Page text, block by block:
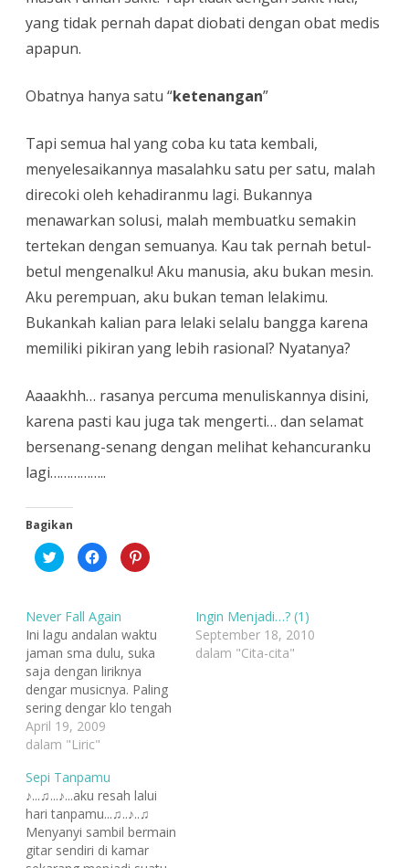
yang tidak pernah dapat diobati dengan obat medis
apapun.
Obatnya hanya satu “ketenangan”
Tapi semua hal yang coba ku tata kembali,
menyelesaikannya masalahku satu per satu, malah
direcoki oleh kehadiranmu lagi. Bukannya
menawarkan solusi, malah membuatku semakin
tertekan dengan semuanya. Kau tak pernah betul-
betul mengenalku! Aku manusia, aku bukan mesin.
Aku perempuan, aku bukan teman lelakimu.
Bukankah kalian para lelaki selalu bangga karena
memiliki pikiran yang lebih rasional? Nyatanya?
Aaaakhh… rasanya percuma menuliskannya disini,
karena pasti kau juga tak mengerti… dan selamat
bersenang-senang dengan melihat kehancuranku
lagi……………..
Bagikan
K
l
t
u
k
b
e
r
b
a
g
i
p
a
d
T
w
i
t
e
r
(
K
l
t
u
k
m
e
m
b
a
g
i
k
i
F
a
e
b
o
o
K
l
u
k
b
b
a
g
n
e
r
e
s
Never Fall Again
Ini lagu andalan waktu
jaman sma dulu, suka
saja dengan liriknya
dengar musicnya. Paling
sering dengar klo tengah
malam, pas teman-
teman kamar sudah
jaman itu sudah terkena
yang nama insomnia.
Waktu kuliah masih
sering dinyanyikan. Tapi
karena kaset yang dulu
April 19, 2009
dalam "Liric"
Ingin Menjadi…? (1)
September 18, 2010
dalam "Cita-cita"
Sepi Tanpamu
♪...♫...♪...aku resah lalui
hari tanpamu...♫..♪..♫
Menyanyi sambil bermain
gitar sendiri di kamar